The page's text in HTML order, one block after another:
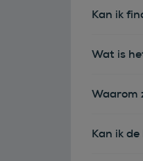
Kan ik
Wat is
Waarom
Kan ik